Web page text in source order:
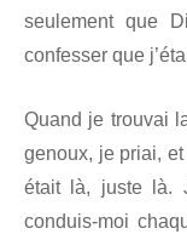
seulement que
confesser que
Quand je trouvai
genoux, je priai,
était là, juste là.
conduis-moi